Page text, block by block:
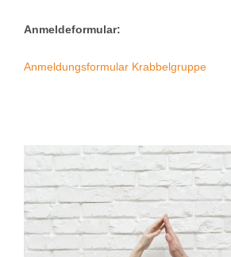
Anmeldeformular:
Anmeldungsformular Krabbelgruppe